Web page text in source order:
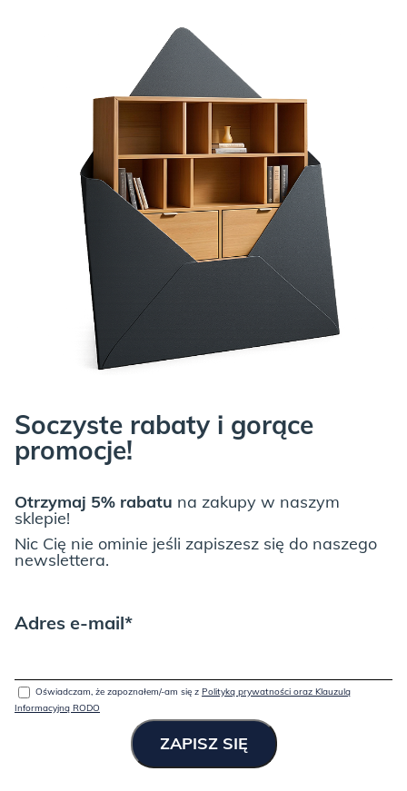
Materac nie znajduje sięw zestawie.
Łóżko ma pojemną skrzynię otwieraną do góry (tutaj kupujesz
ramę nietapicerowaną):
-PETFRIENDLY przyjazna dla opiekunów wszystkich
-gramatura jest ekstremalnie wysoka 675 g/m2,
-skład poliester 100%,
-trudnopalność klasa 1.
KOLEKCJA FURI, czyli tkanina baranek- jest puchata, miękka, ma
zaskakujące kolory.
Tkanina idealna do pokoju dziecka, gdzie zapewni poczucie
Furi to tkanina stworzona do łóżek TEDDY!
Podsumowując:
-certyfikat Oeko-Tex Standard 100 klasa III,
-odporność na ścieranie jest wysoka- 50 000 cykli martindale’a,
Soczyste rabaty i gorące
promocje!
Otrzymaj 5% rabatu na zakupy w naszym
sklepie!
Nic Cię nie ominie jeśli zapiszesz się do naszego
newslettera.
Adres e-mail*
Oświadczam, że zapoznałem/-am się z Polityką prywatności oraz Klauzulą
Informacyjną RODO